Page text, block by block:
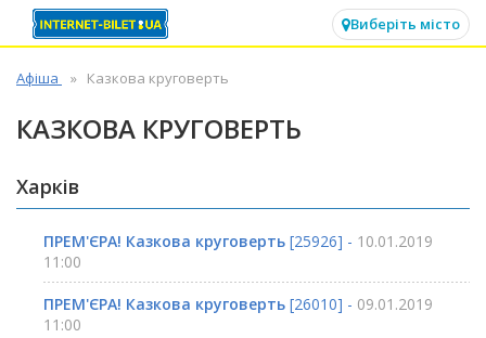
Виберіть місто
Афіша Казкова круговерть
КАЗКОВА КРУГОВЕРТЬ
Харків
ПРЕМ'ЄРА! Казкова круговерть [25926] - 10.01.2019
11:00
ПРЕМ'ЄРА! Казкова круговерть [26010] - 09.01.2019
11:00